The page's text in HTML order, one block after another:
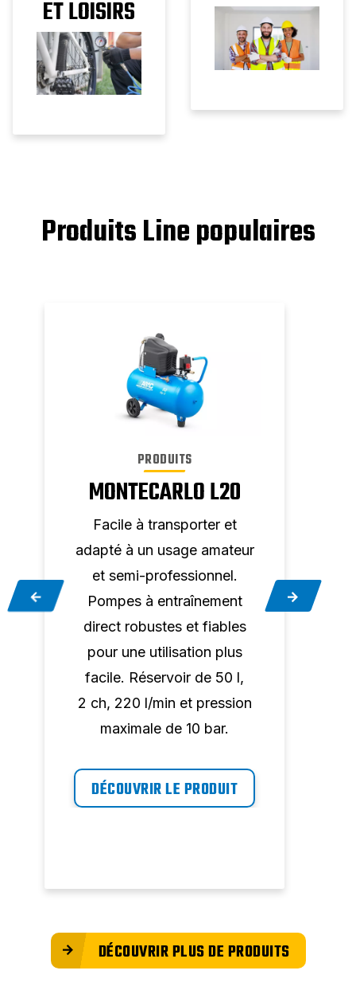
ET LOISIRS
Produits Line populaires
PRODUITS
MONTECARLO L20
Facile à transporter et
adapté à un usage amateur
et semi-professionnel.
Pompes à entraînement
direct robustes et fiables
pour une utilisation plus
facile. Réservoir de 50 l,
2 ch, 220 l/min et pression
maximale de 10 bar.
DÉCOUVRIR LE PRODUIT
DÉCOUVRIR PLUS DE PRODUITS